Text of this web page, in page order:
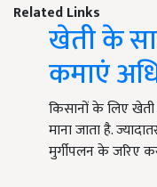
Related Links
खेती के
कमाएं
किसानों के लिए
माना जाता है.
मुर्गीपलन के जरिए